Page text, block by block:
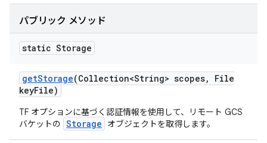
パブリック メソッド
static Storage
getStorage(Collection<String> scopes,
File
keyFile)
TF オプションに基づく認証情報を使用して、リモート GCS
バケットの Storage オブジェクトを取得します。